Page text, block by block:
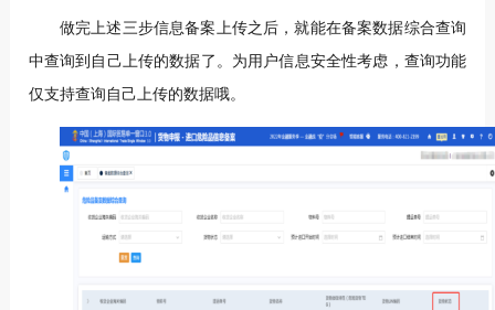
做完上述三步信息备案上传之后，就能在备案数据综合查询
中查询到自己上传的数据了。为用户信息安全性考虑，查询功能
仅支持查询自己上传的数据哦。